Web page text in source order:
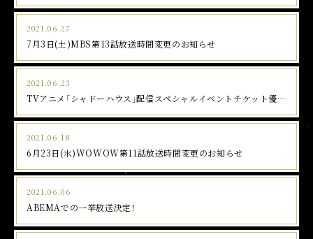
TOP
NEWS
ONAIR
INTRODUCTION
STORY
CHARACTER
STAFF/CAST
2021.06.27
7月3日(土)MBS第13話放送時間変更のお知らせ
2021.06.23
TVアニメ「シャドーハウス」配信スペシャルイベントチケット優先
2021.06.18
6月23日(水)WOWOW第11話放送時間変更のお知らせ
2021.06.06
ABEMAでの一挙放送決定！